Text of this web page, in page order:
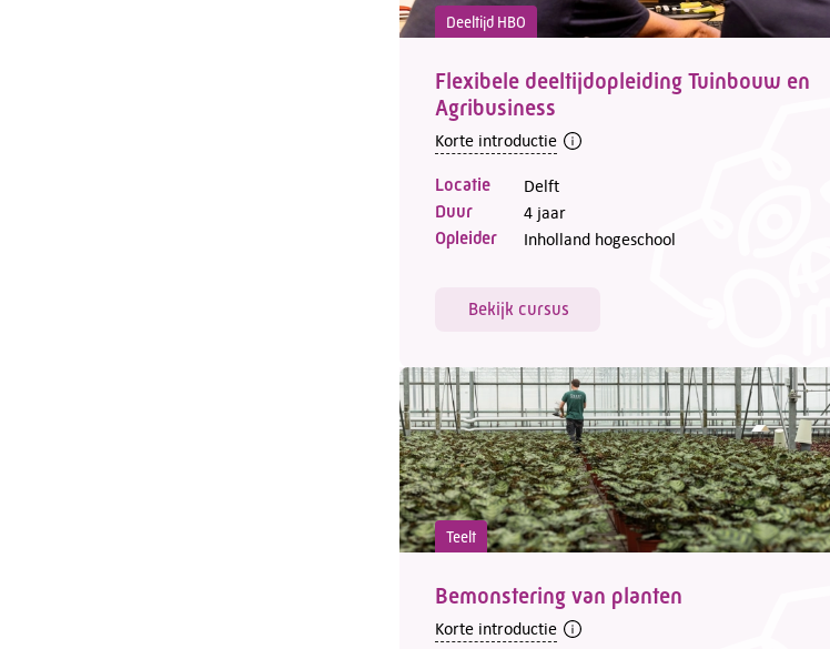
Deeltijd HBO
Flexibele deeltijdopleiding Tuinbouw en
Agribusiness
Korte introductie
Locatie Delft
Duur 4 jaar
Opleider Inholland hogeschool
Bekijk cursus
Teelt
Bemonstering van planten
Korte introductie